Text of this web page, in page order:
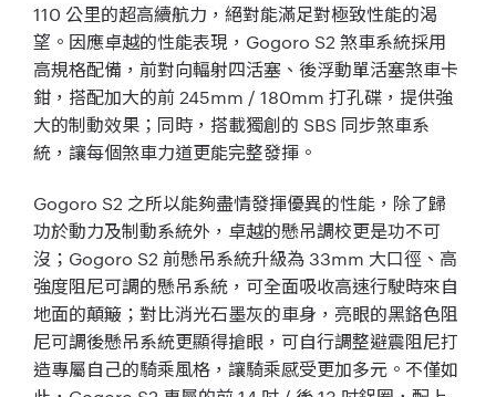
110 公里的超高續航力，絕對能滿足對極致性能的渴
望。因應卓越的性能表現，Gogoro S2 煞車系統採用
高規格配備，前對向輻射四活塞、後浮動單活塞煞車卡
鉗，搭配加大的前 245mm / 180mm 打孔碟，提供強
大的制動效果；同時，搭載獨創的 SBS 同步煞車系
統，讓每個煞車力道更能完整發揮。
Gogoro S2 之所以能夠盡情發揮優異的性能，除了歸
功於動力及制動系統外，卓越的懸吊調校更是功不可
沒；Gogoro S2 前懸吊系統升級為 33mm 大口徑、高
強度阻尼可調的懸吊系統，可全面吸收高速行駛時來自
地面的顛簸；對比消光石墨灰的車身，亮眼的黑鉻色阻
尼可調後懸吊系統更顯得搶眼，可自行調整避震阻尼打
造專屬自己的騎乘風格，讓騎乘感受更加多元。不僅如